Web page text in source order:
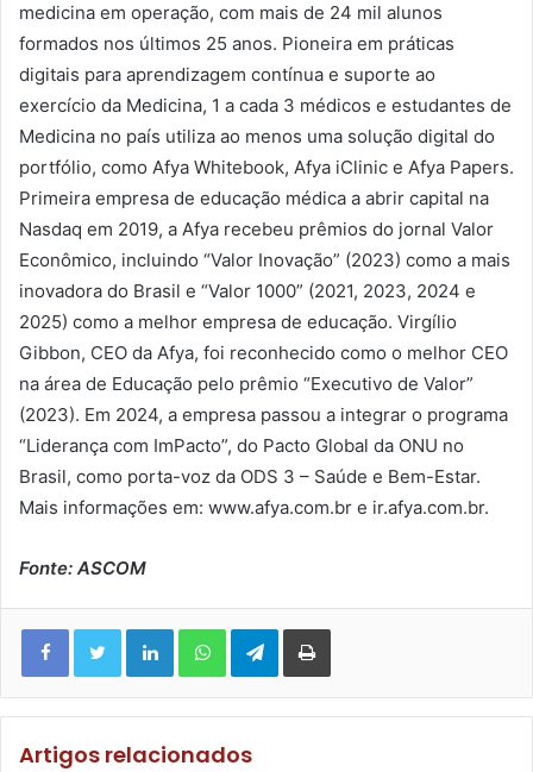
medicina em operação, com mais de 24 mil alunos
formados nos últimos 25 anos. Pioneira em práticas
digitais para aprendizagem contínua e suporte ao
exercício da Medicina, 1 a cada 3 médicos e estudantes de
Medicina no país utiliza ao menos uma solução digital do
portfólio, como Afya Whitebook, Afya iClinic e Afya Papers.
Primeira empresa de educação médica a abrir capital na
Nasdaq em 2019, a Afya recebeu prêmios do jornal Valor
Econômico, incluindo “Valor Inovação” (2023) como a mais
inovadora do Brasil e “Valor 1000” (2021, 2023, 2024 e
2025) como a melhor empresa de educação. Virgílio
Gibbon, CEO da Afya, foi reconhecido como o melhor CEO
na área de Educação pelo prêmio “Executivo de Valor”
(2023). Em 2024, a empresa passou a integrar o programa
“Liderança com ImPacto”, do Pacto Global da ONU no
Brasil, como porta-voz da ODS 3 – Saúde e Bem-Estar.
Mais informações em: www.afya.com.br e ir.afya.com.br.
Fonte: ASCOM
Facebook Twitter Linkedin WhatsApp Telegram
Artigos relacionados